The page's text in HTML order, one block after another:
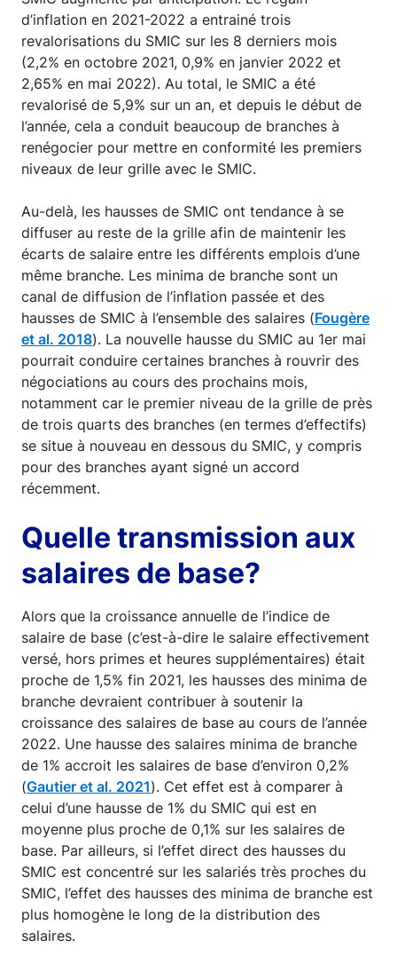
d’inflation en 2021-2022 a entrainé trois
revalorisations du SMIC sur les 8 derniers mois
(2,2% en octobre 2021, 0,9% en janvier 2022 et
2,65% en mai 2022). Au total, le SMIC a été
revalorisé de 5,9% sur un an, et depuis le début de
l’année, cela a conduit beaucoup de branches à
renégocier pour mettre en conformité les premiers
niveaux de leur grille avec le SMIC.
Au-delà, les hausses de SMIC ont tendance à se
diffuser au reste de la grille afin de maintenir les
écarts de salaire entre les différents emplois d’une
même branche. Les minima de branche sont un
canal de diffusion de l’inflation passée et des
hausses de SMIC à l’ensemble des salaires (Fougère
et al. 2018). La nouvelle hausse du SMIC au 1er mai
pourrait conduire certaines branches à rouvrir des
négociations au cours des prochains mois,
notamment car le premier niveau de la grille de près
de trois quarts des branches (en termes d’effectifs)
se situe à nouveau en dessous du SMIC, y compris
pour des branches ayant signé un accord
récemment.
Quelle transmission aux
salaires de base?
Alors que la croissance annuelle de l’indice de
salaire de base (c’est-à-dire le salaire effectivement
versé, hors primes et heures supplémentaires) était
proche de 1,5% fin 2021, les hausses des minima de
branche devraient contribuer à soutenir la
croissance des salaires de base au cours de l’année
2022. Une hausse des salaires minima de branche
de 1% accroit les salaires de base d’environ 0,2%
(Gautier et al. 2021). Cet effet est à comparer à
celui d’une hausse de 1% du SMIC qui est en
moyenne plus proche de 0,1% sur les salaires de
base. Par ailleurs, si l’effet direct des hausses du
SMIC est concentré sur les salariés très proches du
SMIC, l’effet des hausses des minima de branche est
plus homogène le long de la distribution des
salaires.